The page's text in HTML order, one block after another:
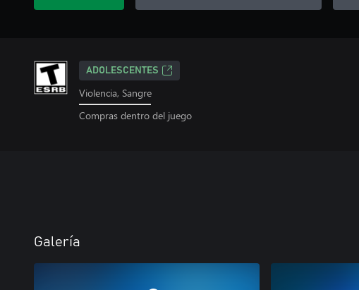
ADOLESCENTES
Violencia, Sangre
Compras dentro del juego
Galería